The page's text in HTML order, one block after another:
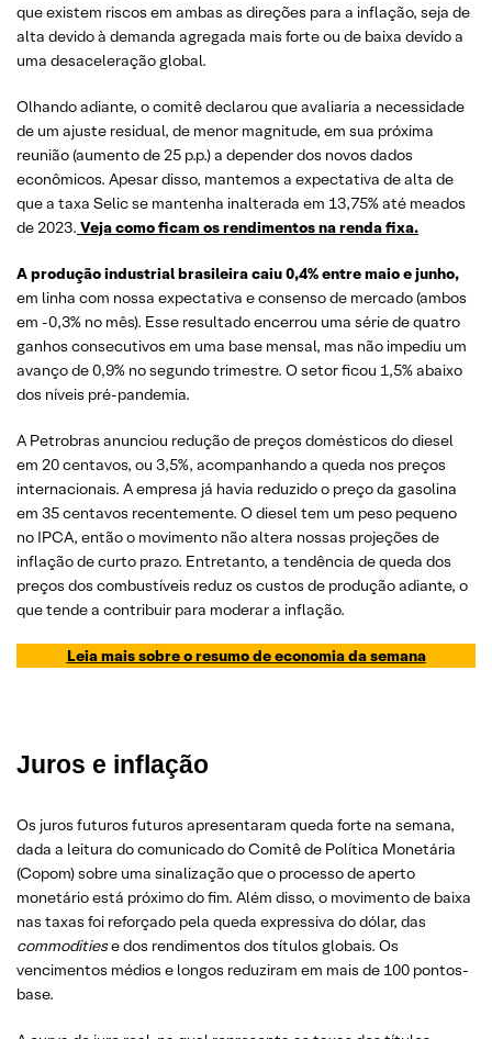
que existem riscos em ambas as direções para a inflação, seja de
alta devido à demanda agregada mais forte ou de baixa devido a
uma desaceleração global.
Olhando adiante, o comitê declarou que avaliaria a necessidade
de um ajuste residual, de menor magnitude, em sua próxima
reunião (aumento de 25 p.p.) a depender dos novos dados
econômicos. Apesar disso, mantemos a expectativa de alta de
que a taxa Selic se mantenha inalterada em 13,75% até meados
de 2023. Veja como ficam os rendimentos na renda fixa.
A produção industrial brasileira caiu 0,4% entre maio e junho,
em linha com nossa expectativa e consenso de mercado (ambos
em -0,3% no mês). Esse resultado encerrou uma série de quatro
ganhos consecutivos em uma base mensal, mas não impediu um
avanço de 0,9% no segundo trimestre. O setor ficou 1,5% abaixo
dos níveis pré-pandemia.
A Petrobras anunciou redução de preços domésticos do diesel
em 20 centavos, ou 3,5%, acompanhando a queda nos preços
internacionais. A empresa já havia reduzido o preço da gasolina
em 35 centavos recentemente. O diesel tem um peso pequeno
no IPCA, então o movimento não altera nossas projeções de
inflação de curto prazo. Entretanto, a tendência de queda dos
preços dos combustíveis reduz os custos de produção adiante, o
que tende a contribuir para moderar a inflação.
Leia mais sobre o resumo de economia da semana
Juros e inflação
Os juros futuros futuros apresentaram queda forte na semana,
dada a leitura do comunicado do Comitê de Política Monetária
(Copom) sobre uma sinalização que o processo de aperto
monetário está próximo do fim. Além disso, o movimento de baixa
nas taxas foi reforçado pela queda expressiva do dólar, das
commoditiese dos rendimentos dos títulos globais. Os
vencimentos médios e longos reduziram em mais de 100 pontos-
base.